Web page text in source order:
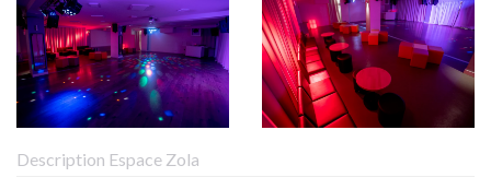
Description Espace Zola